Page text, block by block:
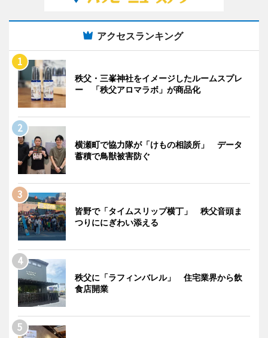
アクセスランキング
秩父・三峯神社をイメージしたルームスプレ
ー 「秩父アロマラボ」が商品化
横瀬町で協力隊が「けもの相談所」 データ
蓄積で鳥獣被害防ぐ
皆野で「タイムスリップ横丁」 秩父音頭ま
つりににぎわい添える
秩父に「ラフィンバレル」 住宅業界から飲
食店開業